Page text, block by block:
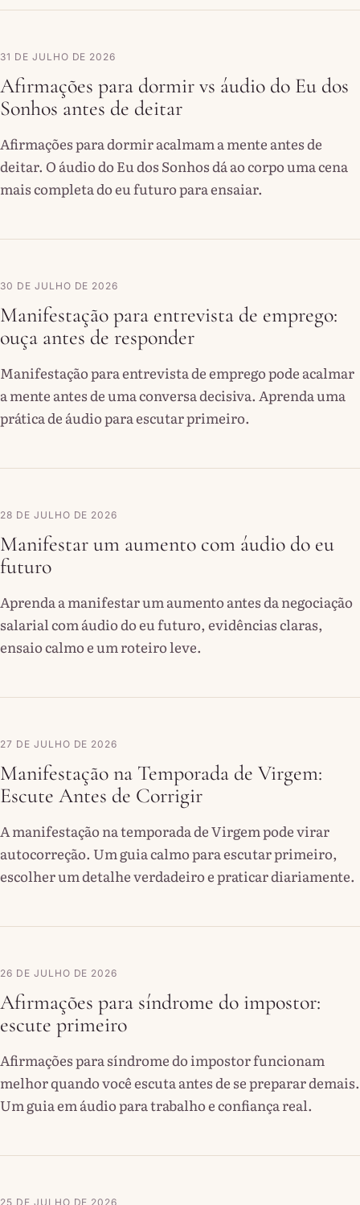
31 DE JULHO DE 2026
Afirmações para dormir vs áudio do Eu dos
Sonhos antes de deitar
Afirmações para dormir acalmam a mente antes de
deitar. O áudio do Eu dos Sonhos dá ao corpo uma cena
mais completa do eu futuro para ensaiar.
30 DE JULHO DE 2026
Manifestação para entrevista de emprego:
ouça antes de responder
Manifestação para entrevista de emprego pode acalmar
a mente antes de uma conversa decisiva. Aprenda uma
prática de áudio para escutar primeiro.
28 DE JULHO DE 2026
Manifestar um aumento com áudio do eu
futuro
Aprenda a manifestar um aumento antes da negociação
salarial com áudio do eu futuro, evidências claras,
ensaio calmo e um roteiro leve.
27 DE JULHO DE 2026
Manifestação na Temporada de Virgem:
Escute Antes de Corrigir
A manifestação na temporada de Virgem pode virar
autocorreção. Um guia calmo para escutar primeiro,
escolher um detalhe verdadeiro e praticar diariamente.
26 DE JULHO DE 2026
Afirmações para síndrome do impostor:
escute primeiro
Afirmações para síndrome do impostor funcionam
melhor quando você escuta antes de se preparar demais.
Um guia em áudio para trabalho e confiança real.
25 DE JULHO DE 2026